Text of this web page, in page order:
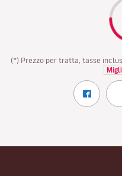
(*) Prezzo per tratta, tasse